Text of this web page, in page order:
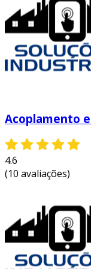
embora a
seja simples, a
garantir sua
práticas incluem:
lubrificação
acoplamento
lubrificado.
sinais de
essas práticas
continue
longo do tempo.
conclusão
Acoplamento
4.6
(10 avaliações)